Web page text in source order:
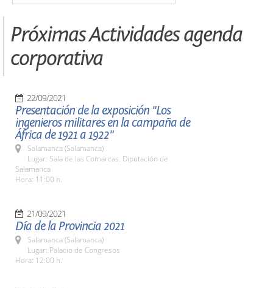
Próximas Actividades agenda
corporativa
22/09/2021
Presentación de la exposición "Los
ingenieros militares en la campaña de
África de 1921 a 1922"
Salamanca (Salamanca)
Lugar: Sala de las Comarcas. Diputación de
Salamanca
Hora: 11:00 h.
21/09/2021
Día de la Provincia 2021
Salamanca (Salamanca)
Lugar: Palacio de Congresos
Hora: 12:00 h.